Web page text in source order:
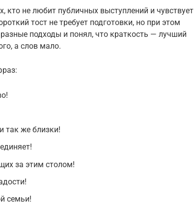
не любит публичных выступлений и чувствует
тост не требует подготовки, но при этом
подходы и понял, что краткость — лучший
а слов мало.
так же близки!
за этим столом!
семьи!